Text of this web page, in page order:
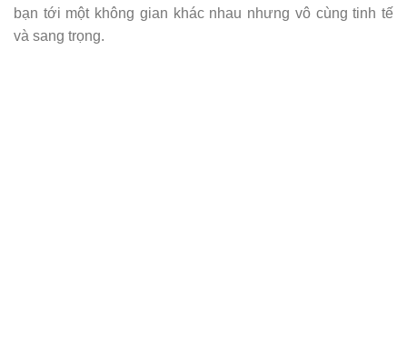
bạn tới một không gian khác nhau nhưng vô cùng tinh tế
và sang trọng.